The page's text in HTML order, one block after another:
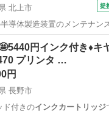
北上市
提
体製造装置のメンテナンスや
の製造を行う工場で半導体
の他
円インク付き♦️キ
MP470 プリンタ …
円
長野市
付きのインクカートリッジ